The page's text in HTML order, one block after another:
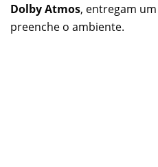
Dolby Atmos, entregam
preenche o ambiente.